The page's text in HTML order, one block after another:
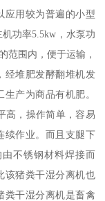
应用较为普遍的小型
功率5.5kw，水泵功
范围内，便于运输，
经堆肥发酵翻堆机发
产为商品有机肥。
高，操作简单，容易
续作业。而且支腿下
不锈钢材料焊接而
该猪粪干湿分离机也
粪干湿分离机是畜禽